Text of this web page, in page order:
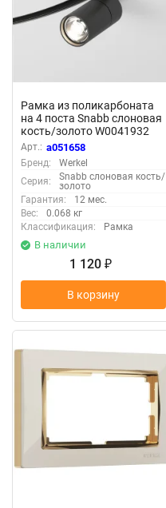
Рамка из поликарбоната
на 4 поста Snabb слоновая
кость/золото W0041932
Арт.: a051658
Бренд:
Werkel
Серия:
Snabb слоновая кость/
золото
Гарантия:
12 мес.
Вес:
0.068 кг
Классификация:
Рамка
В наличии
1 120 ₽
В корзину